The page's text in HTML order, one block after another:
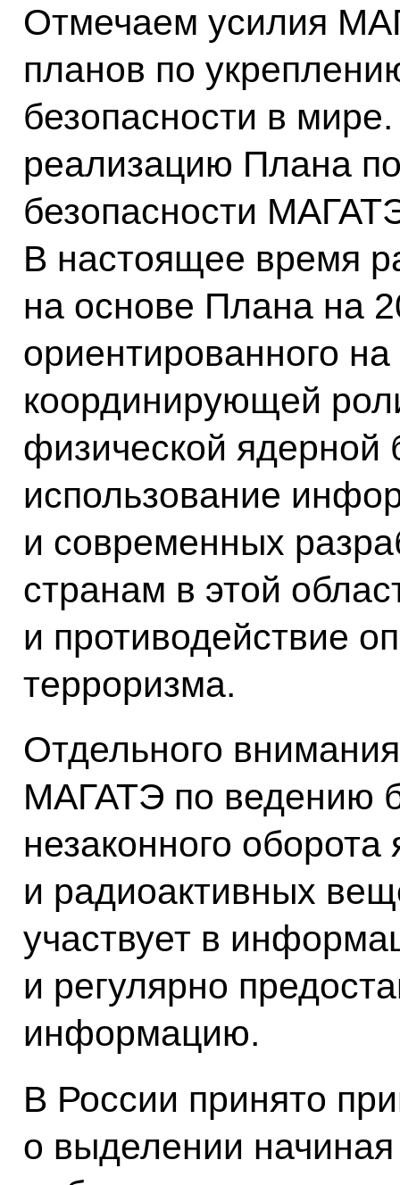
Отмечаем усилия
планов по
безопасности в
реализацию Плана
безопасности
В настоящее время
на основе Плана на
ориентированного
координирующей
физической ядерной
использование
и современных
странам в этой
и противодействие
терроризма.
Отдельного
МАГАТЭ по ведению
незаконного
и радиоактивных
участвует в
и регулярно
информацию.
В России принято
о выделении начиная